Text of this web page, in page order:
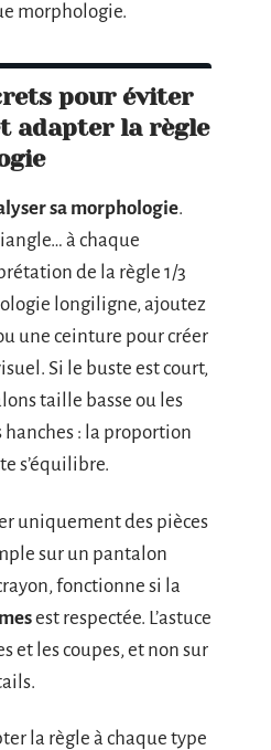
morphologie.
pour éviter
adapter la règle
sa morphologie.
à chaque
de la règle 1/3
longiligne, ajoutez
une ceinture pour créer
Si le buste est court,
taille basse ou les
hanches : la proportion
s’équilibre.
uniquement des pièces
sur un pantalon
fonctionne si la
est respectée. L’astuce
et les coupes, et non sur
la règle à chaque type